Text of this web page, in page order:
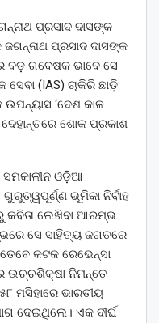
ପ୍ରସାଦ ଦାସଙ୍କ
ଜଗନ୍ନାଥ ପ୍ରସାଦ ଦାସଙ୍କ
ବଡ଼ ଗବେଷକ ଭାବେ ସେ
(IAS) ଚାକିରି ଛାଡ଼ି
‘ଦେଶ କାଳ
ଶୋକ ପ୍ରକାଶ
ସମକାଳୀନ ଓଡ଼ିଆ
ଭୂମିକା ନିର୍ବାହ
କବିତା ଲେଖିବା ଆରମ୍ଭ
ସେ ସାହିତ୍ୟ ଜଗତରେ
କଟକ ରେଭେନ୍ସା
ଉଚ୍ଚଶିକ୍ଷା ନିମନ୍ତେ
ମସିହାରେ ଭାରତୀୟ
ଦେଇଥିଲେ। ଏକ ଦୀର୍ଘ